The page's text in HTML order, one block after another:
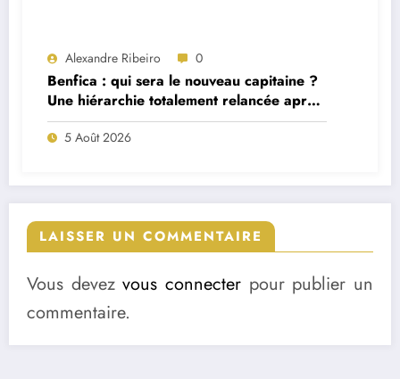
Alexandre Ribeiro 0
Benfica : qui sera le nouveau capitaine ?
Une hiérarchie totalement relancée après
deux départs majeurs
5 Août 2026
LAISSER UN COMMENTAIRE
Vous devezvous connecter pour publier un
commentaire.